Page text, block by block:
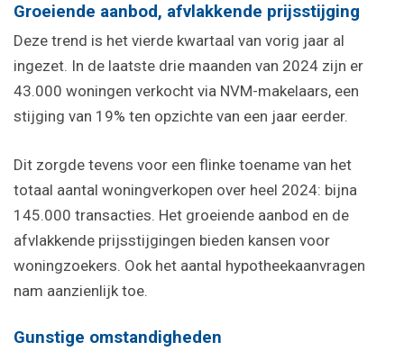
Groeiende aanbod, afvlakkende prijsstijging
Deze trend is het vierde kwartaal van vorig jaar al
ingezet. In de laatste drie maanden van 2024 zijn er
43.000 woningen verkocht via NVM-makelaars, een
stijging van 19% ten opzichte van een jaar eerder.
Dit zorgde tevens voor een flinke toename van het
totaal aantal woningverkopen over heel 2024: bijna
145.000 transacties. Het groeiende aanbod en de
afvlakkende prijsstijgingen bieden kansen voor
woningzoekers. Ook het aantal hypotheekaanvragen
nam aanzienlijk toe.
Gunstige omstandigheden